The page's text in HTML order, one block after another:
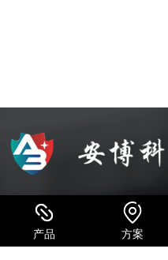
可信赖的电源系统集成商和IT产
致力于为用户提供最全面的电
产品 方案